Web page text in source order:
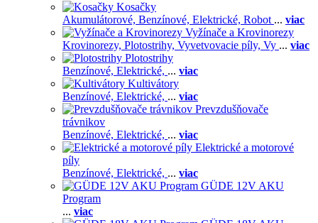
Kosačky
Akumulátorové, Benzínové, Elektrické, Robot ... viac
Vyžínače a Krovinorezy
Krovinorezy, Plotostrihy, Vyvetvovacie píly, Vy ... viac
Plotostrihy
Benzínové, Elektrické, ... viac
Kultivátory
Benzínové, Elektrické, ... viac
Prevzdušňovače
trávnikov
Benzínové, Elektrické, ... viac
Elektrické a motorové
píly
Benzínové, Elektrické, ... viac
GÜDE 12V AKU
Program
... viac